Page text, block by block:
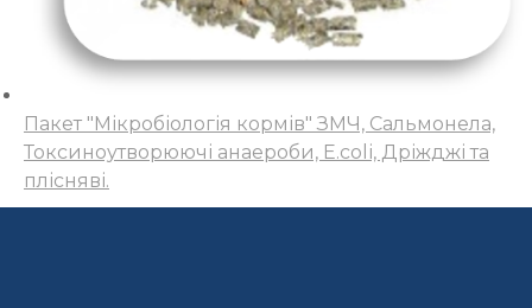
Пакет "Мікробіологія кормів" ЗМЧ, Сальмонела,
Токсиноутворюючі анаероби, Е.colі, Дріжджі та
плісняві.